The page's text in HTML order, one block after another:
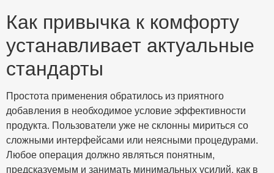
Как привычка к комфорту
устанавливает актуальные
стандарты
Простота применения обратилось из приятного
добавления в необходимое условие эффективности
продукта. Пользователи уже не склонны мириться со
сложными интерфейсами или неясными процедурами.
Любое операция должно являться понятным,
предсказуемым и занимать минимальных усилий, как в